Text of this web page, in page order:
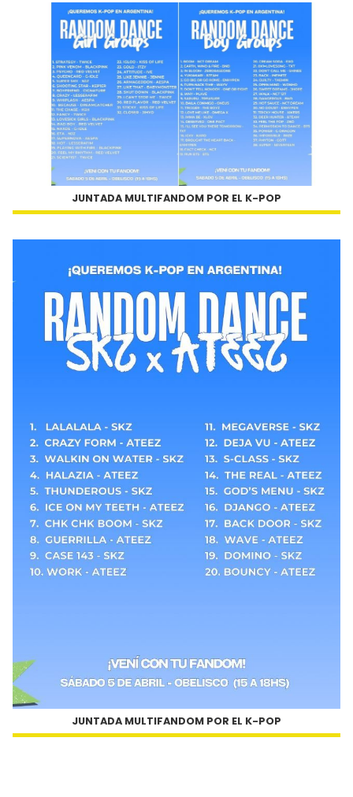
JUNTADA MULTIFANDOM POR EL K-POP
JUNTADA MULTIFANDOM POR EL K-POP